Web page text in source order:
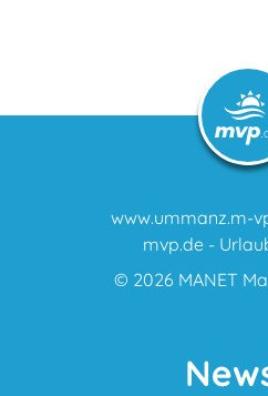
www.ummanz.m-
mvp.de -
© 2026 MANET